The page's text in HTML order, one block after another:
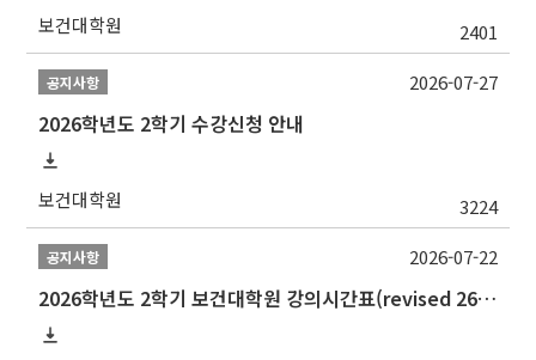
보건대학원 2401
공지사항
2026학년도 2학기 수강신청 안내
보건대학원 3224
2026-07-27
공지사항
2026학년도 2학기 보건대학원 강의시간표(revised 260803)(2026 2nd SEMESTER SNU GSPH TIMETABLE)
2026-07-22